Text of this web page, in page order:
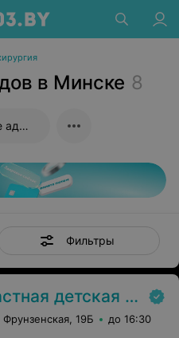
в Минске 8
Эндоскопическое удаление аденоидов
Фильтры
клиническая больница
19Б до 16:30